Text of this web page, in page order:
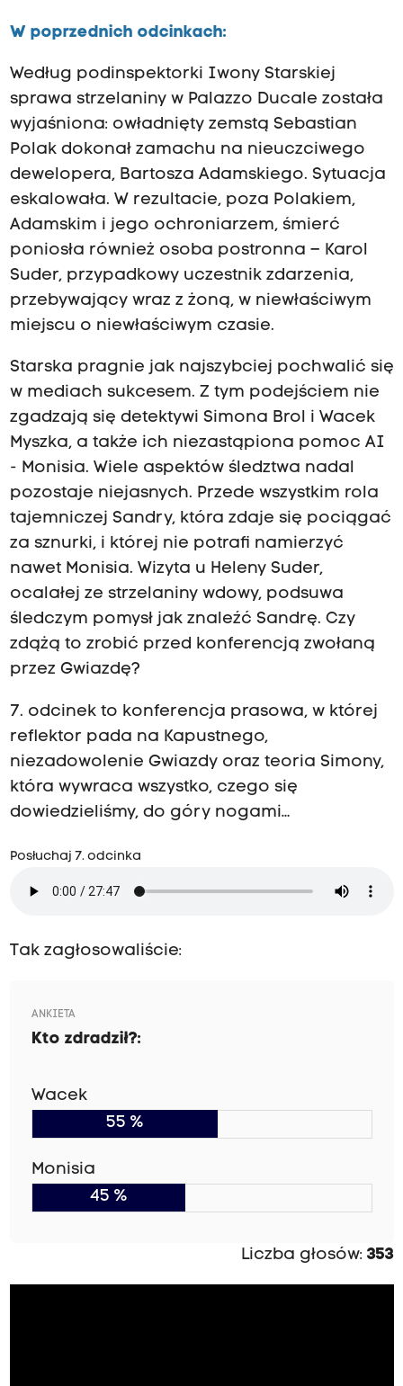
W poprzednich odcinkach:
Według podinspektorki Iwony Starskiej
sprawa strzelaniny w Palazzo Ducale została
wyjaśniona: owładnięty zemstą Sebastian
Polak dokonał zamachu na nieuczciwego
dewelopera, Bartosza Adamskiego. Sytuacja
eskalowała. W rezultacie, poza Polakiem,
Adamskim i jego ochroniarzem, śmierć
poniosła również osoba postronna – Karol
Suder, przypadkowy uczestnik zdarzenia,
przebywający wraz z żoną, w niewłaściwym
miejscu o niewłaściwym czasie.
Starska pragnie jak najszybciej pochwalić się
w mediach sukcesem. Z tym podejściem nie
zgadzają się detektywi Simona Brol i Wacek
Myszka, a także ich niezastąpiona pomoc AI
- Monisia. Wiele aspektów śledztwa nadal
pozostaje niejasnych. Przede wszystkim rola
tajemniczej Sandry, która zdaje się pociągać
za sznurki, i której nie potrafi namierzyć
nawet Monisia. Wizyta u Heleny Suder,
ocalałej ze strzelaniny wdowy, podsuwa
śledczym pomysł jak znaleźć Sandrę. Czy
zdążą to zrobić przed konferencją zwołaną
przez Gwiazdę?
7. odcinek to konferencja prasowa, w której
reflektor pada na Kapustnego,
niezadowolenie Gwiazdy oraz teoria Simony,
która wywraca wszystko, czego się
dowiedzieliśmy, do góry nogami…
Posłuchaj 7. odcinka
Tak zagłosowaliście:
ANKIETA
Kto zdradził?:
Wacek
55 %
Monisia
45 %
Liczba głosów: 353